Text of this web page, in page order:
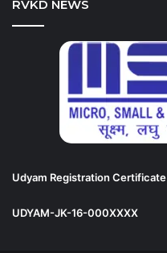
RVKD NEWS
Udyam Registration Certificate
UDYAM-JK-16-000XXXX